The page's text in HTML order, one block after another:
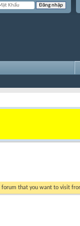
forum that you want to visit